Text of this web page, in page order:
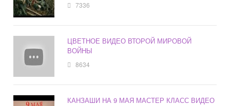
7336
ЦВЕТНОЕ ВИДЕО ВТОРОЙ МИРОВОЙ
ВОЙНЫ
8634
КАНЗАШИ НА 9 МАЯ МАСТЕР КЛАСС ВИДЕО